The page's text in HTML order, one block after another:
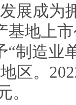
展成为
基地上
“制造业
区。
。